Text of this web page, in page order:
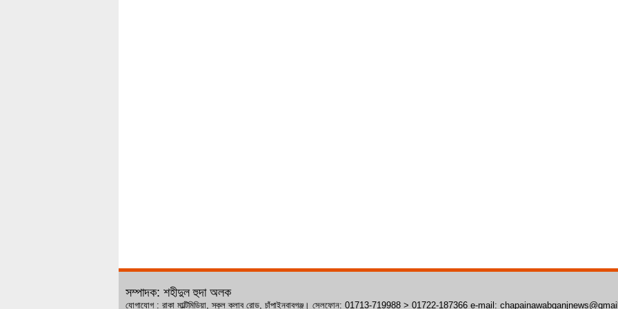
সম্পাদক: শহীদুল হুদা অলক
যোগাযোগ : রাকা মাল্টিমিডিয়া, স্কুল ক্লাব রোড, চাঁপাইনবাবগঞ্জ। সেলফোন: 01713-719988 > 01722-187366 e-mail: